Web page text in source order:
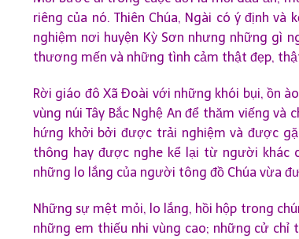
riêng của nó. Thiên Chúa, Ngài có ý định
nghiệm nơi huyện Kỳ Sơn nhưng những gì
thương mến và những tình cảm thật đẹp,
Rời giáo đô Xã Đoài với những khói bụi, ồn
vùng núi Tây Bắc Nghệ An để thăm viếng và
hứng khởi bởi được trải nghiệm và được
thông hay được nghe kể lại từ người khác
những lo lắng của người tông đồ Chúa vừa
Những sự mệt mỏi, lo lắng, hồi hộp trong
những em thiếu nhi vùng cao; những cử